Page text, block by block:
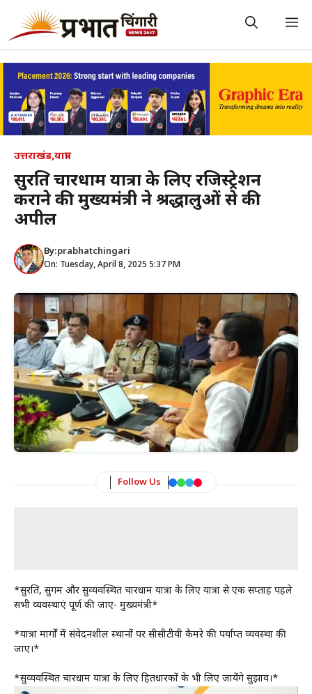
content
उत्तराखंड,यात्रा
सुरक्षित चारधाम यात्रा के लिए रजिस्ट्रेशन
कराने की मुख्यमंत्री ने श्रद्धालुओं से की
अपील
By:prabhatchingari
On: Tuesday, April 8, 2025 5:37 PM
Follow Us
*सुरक्षित, सुगम और सुव्यवस्थित चारधाम यात्रा के लिए यात्रा से एक सप्ताह पहले
सभी व्यवस्थाएं पूर्ण की जाए- मुख्यमंत्री*
*यात्रा मार्गों में संवेदनशील स्थानों पर सीसीटीवी कैमरे की पर्याप्त व्यवस्था की
जाए।*
*सुव्यवस्थित चारधाम यात्रा के लिए हितधारकों के भी लिए जायेंगे सुझाव।*